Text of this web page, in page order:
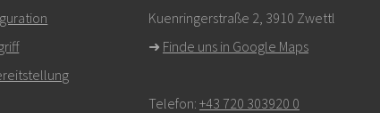
Kuenringerstraße 2, 3910 Zwettl
➜ Finde uns in Google Maps
Telefon: +43 720 303920 0